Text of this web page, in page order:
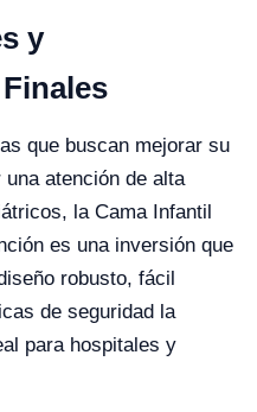
y
que buscan mejorar su
atención de alta
la Cama Infantil
es una inversión que
robusto, fácil
de seguridad la
para hospitales y